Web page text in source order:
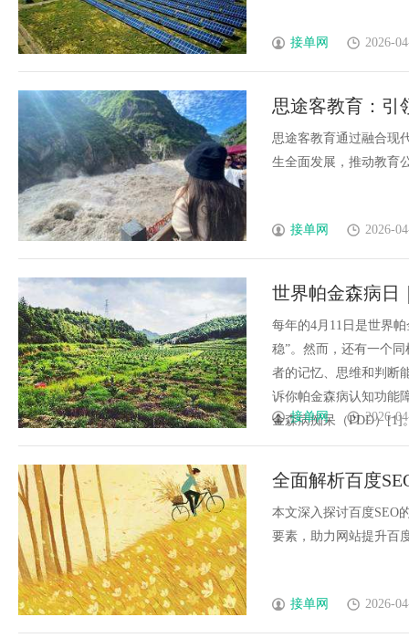
接单网 2026-
思途客教育：引
思途客教育通过融合现
生全面发展，推动教育
接单网 2026-
世界帕金森病日
每年的4月11日是世界
稳”。然而，还有一个
者的记忆、思维和判断
诉你帕金森病认知功能
金森病痴呆（PDD）[1]
接单网 2026-
全面解析百度
本文深入探讨百度SEO
要素，助力网站提升百
接单网 2026-